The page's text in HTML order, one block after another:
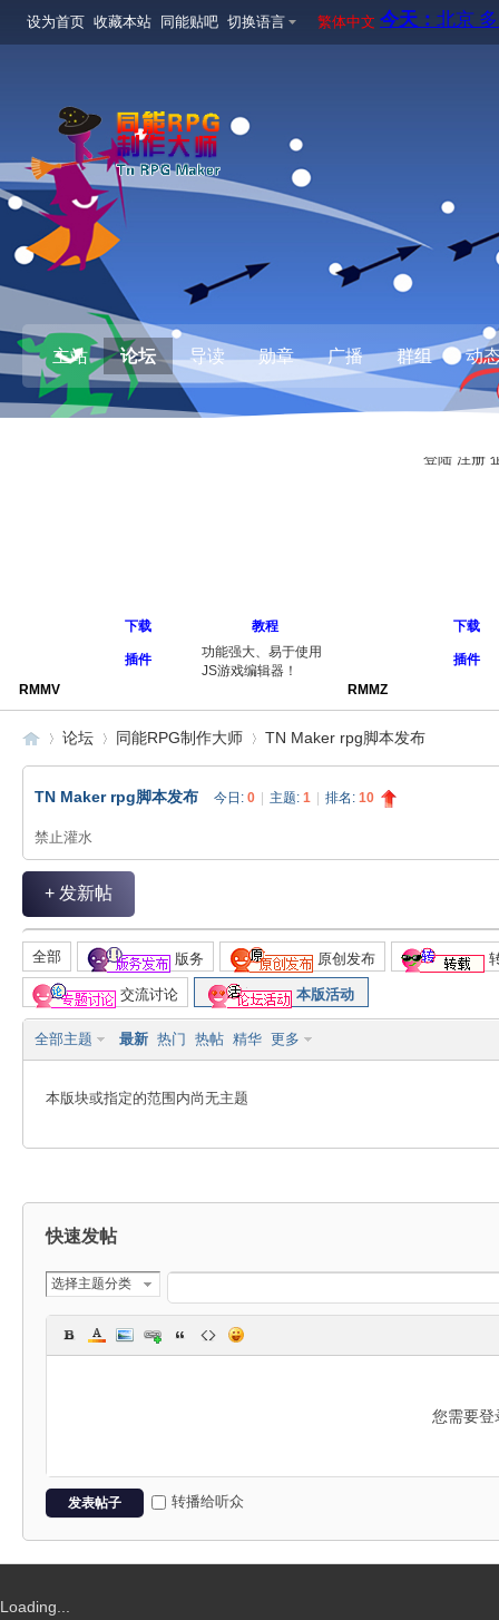
设为首页 收藏本站 同能贴吧 切换语言 繁体中文
主站 论坛 导读 勋章 广播 群组 动
登陆 注册
RMMV
下载 教程
插件
功能强大、易于使用
JS游戏编辑器！
RMMZ
下载
插件
同
能
»
论坛 同能RPG制作大师 TN Maker rpg脚本发布
TN Maker rpg脚本发布 今日: 0 主题: 1 排名: 10
禁止灌水
+ 发新帖
全部 版务 原创发布
交流讨论 本版活动
全部主题 最新 热门 热帖 精华 更多
本版块或指定的范围内尚无主题
快速发帖
选择主题分类
您需要
发表帖子 转播给听众
Loading...